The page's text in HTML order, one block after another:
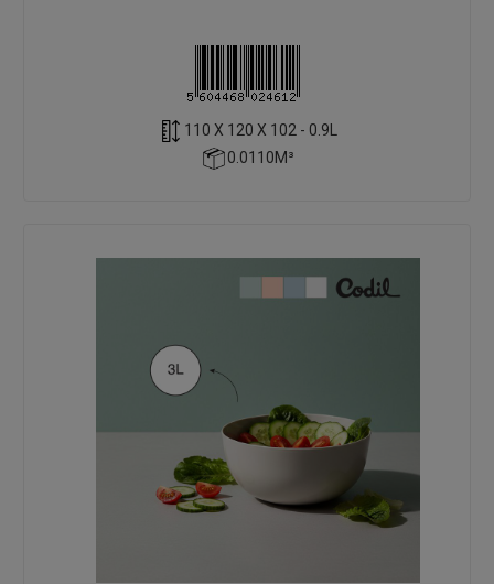
110 X 120 X 102 - 0.9L
0.0110M³